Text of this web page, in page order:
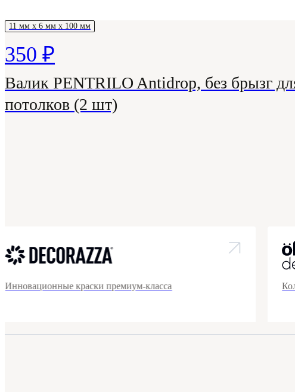
11 мм х 6 мм х 100 мм
350 ₽
Валик PENTRILO Antidrop, без брызг
потолков (2 шт)
Инновационные краски премиум-класса